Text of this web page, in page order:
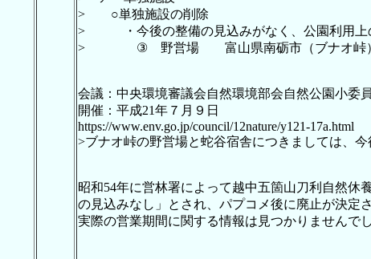
> ○単独施設の削除
> ・今後の整備の見込みがなく、公園利用上の
> ③ 野営場 富山県南砺市（ブナオ峠）
会議：中央環境審議会自然環境部会自然公園小委
開催：平成21年７月９日
https://www.env.go.jp/council/12nature/y121-17a.html
>ブナオ峠の野営場と蛇谷宿舎につきましては、
昭和54年に営林署によって越中五箇山刀利自然休
の見込みなし」とされ、パプコメ後に廃止が決
実際の営業期間に関する情報は見つかりません